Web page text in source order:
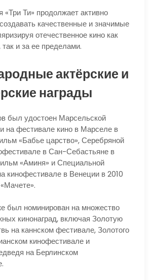
«Три Ти» продолжает активно
качественные и значимые
отечественное кино как
и за ее пределами.
актёрские и
награды
был удостоен Марсельской
на фестивале кино в Марселе в
«Бабье царство», Серебряной
в Сан-Себастьяне в
«Аминя» и Специальной
кинофестивале в Венеции в 2010
был номинирован на множество
кинонаград, включая Золотую
на каннском фестивале, Золотого
кинофестивале и
на Берлинском